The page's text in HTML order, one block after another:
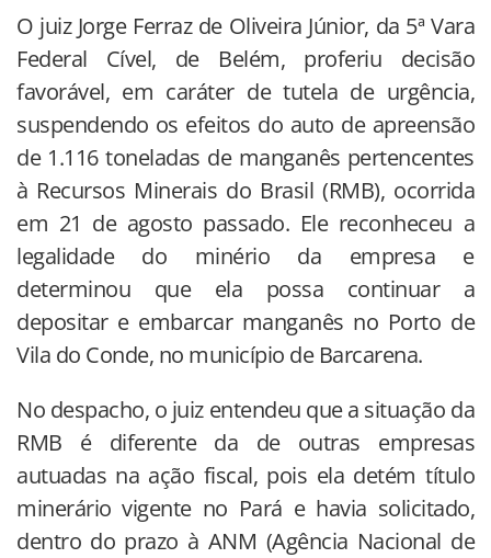
O juiz Jorge Ferraz de Oliveira Júnior, da 5ª Vara
Federal Cível, de Belém, proferiu decisão
favorável, em caráter de tutela de urgência,
suspendendo os efeitos do auto de apreensão
de 1.116 toneladas de manganês pertencentes
à Recursos Minerais do Brasil (RMB), ocorrida
em 21 de agosto passado. Ele reconheceu a
legalidade do minério da empresa e
determinou que ela possa continuar a
depositar e embarcar manganês no Porto de
Vila do Conde, no município de Barcarena.
No despacho, o juiz entendeu que a situação da
RMB é diferente da de outras empresas
autuadas na ação fiscal, pois ela detém título
minerário vigente no Pará e havia solicitado,
dentro do prazo à ANM (Agência Nacional de